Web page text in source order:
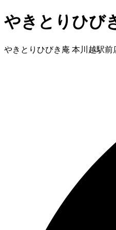
やきとりひび
やきとりひびき庵 本川越駅前